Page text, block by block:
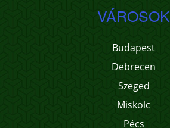
VÁROSOK
Budapest
Debrecen
Szeged
Miskolc
Pécs